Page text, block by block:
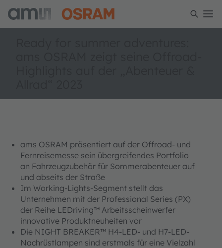
ams OSRAM präsentiert auf der Offroad- und
Fernreisemesse sein übergreifendes Portfolio
an Fahrzeugzubehör für Sommerabenteuer auf
und abseits der Straße
Im Working-Lights-Segment stellt das
Unternehmen mit der Professional Series (PX)
der Reihe LEDriving™ Arbeitsscheinwerfer
innovative Produktneuheiten vor
Die NIGHT BREAKER™ H4-LED- und H7-LED-
Nachrüstlampen sind erstmals für eine Vielzahl